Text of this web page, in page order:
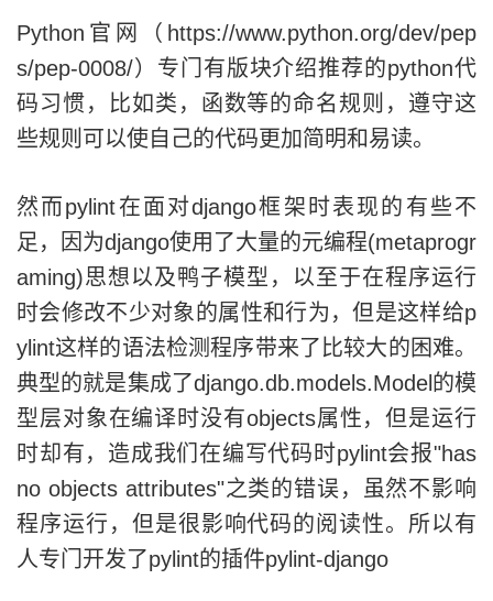
Python官网（https://www.python.org/dev/pep
s/pep-0008/）专门有版块介绍推荐的python代
码习惯，比如类，函数等的命名规则，遵守这
些规则可以使自己的代码更加简明和易读。
然而pylint在面对django框架时表现的有些不
足，因为django使用了大量的元编程(metaprogr
aming)思想以及鸭子模型，以至于在程序运行
时会修改不少对象的属性和行为，但是这样给p
ylint这样的语法检测程序带来了比较大的困难。
典型的就是集成了django.db.models.Model的模
型层对象在编译时没有objects属性，但是运行
时却有，造成我们在编写代码时pylint会报"has
no objects attributes"之类的错误，虽然不影响
程序运行，但是很影响代码的阅读性。所以有
人专门开发了pylint的插件pylint-django